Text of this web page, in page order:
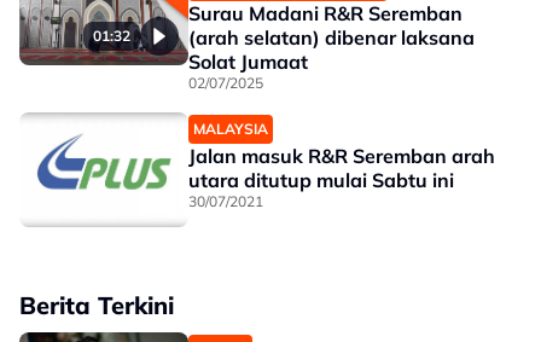
01:32
Surau Madani R&R Seremban
(arah selatan) dibenar laksana
Solat Jumaat
02/07/2025
MALAYSIA
Jalan masuk R&R Seremban arah
utara ditutup mulai Sabtu ini
30/07/2021
Berita Terkini